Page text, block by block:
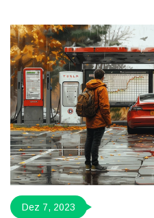
präsentiert, und es wird
unserem Alltag spielt.
Dez 7, 2023